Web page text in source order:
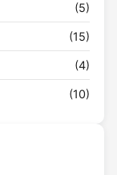
(5)
(15)
(4)
(10)